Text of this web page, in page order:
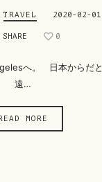
TRAVEL 2020-02-01
SHARE 0
へ。 日本からだ
遠…
MORE